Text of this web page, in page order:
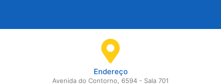
Endereço
Avenida do Contorno, 6594 - Sala 701